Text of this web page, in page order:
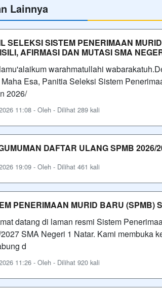
Lainnya
SELEKSI SISTEM PENERIMAAN
AFIRMASI DAN MUTASI SMA
warahmatullahi
Esa, Panitia Seleksi Sistem
2026/
11:08 - Oleh - Dilihat 289 kali
DAFTAR ULANG SPMB 2026/
19:09 - Oleh - Dilihat 461 kali
PENERIMAAN MURID BARU (SPMB)
datang di laman resmi Sistem
SMA Negeri 1 Natar. Kami membuka
d
11:26 - Oleh - Dilihat 920 kali